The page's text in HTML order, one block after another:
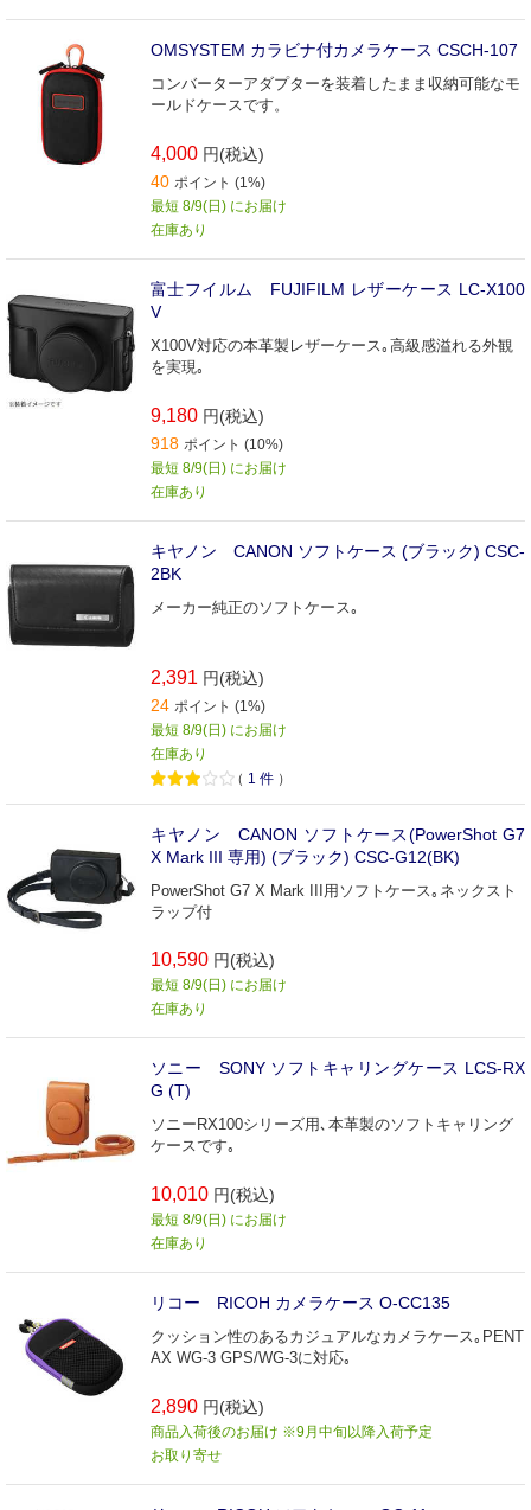
OMSYSTEM カラビナ付カメラケース CSCH-107
コンバーターアダプターを装着したまま収納可能なモ
ールドケースです。
4,000 円(税込)
40 ポイント (1%)
最短 8/9(日) にお届け
在庫あり
富士フイルム FUJIFILM レザーケース LC-X100
V
X100V対応の本革製レザーケース｡高級感溢れる外観
を実現｡
9,180 円(税込)
918 ポイント (10%)
最短 8/9(日) にお届け
在庫あり
キヤノン CANON ソフトケース (ブラック) CSC-
2BK
メーカー純正のソフトケース｡
2,391 円(税込)
24 ポイント (1%)
最短 8/9(日) にお届け
在庫あり
（ 1 件 ）
キヤノン CANON ソフトケース(PowerShot G7
X Mark III 専用) (ブラック) CSC-G12(BK)
PowerShot G7 X Mark III用ソフトケース｡ネックスト
ラップ付
10,590 円(税込)
最短 8/9(日) にお届け
在庫あり
ソニー SONY ソフトキャリングケース LCS-RX
G (T)
ソニーRX100シリーズ用､本革製のソフトキャリング
ケースです｡
10,010 円(税込)
最短 8/9(日) にお届け
在庫あり
リコー RICOH カメラケース O-CC135
クッション性のあるカジュアルなカメラケース｡PENT
AX WG-3 GPS/WG-3に対応｡
2,890 円(税込)
商品入荷後のお届け ※9月中旬以降入荷予定
お取り寄せ